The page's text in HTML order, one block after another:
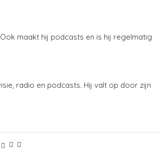
maakt hij podcasts en is hij regelmatig
radio en podcasts. Hij valt op door zijn